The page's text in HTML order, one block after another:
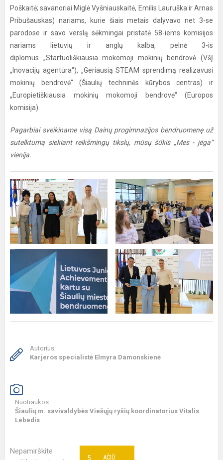
Poškaitė; savanoriai Miglė Vyšniauskaitė, Emilis Lauruška ir Arnas
Pribušauskas) nariams, kurie šiais metais dalyvavo net 3-se
parodose ir savo verslą sėkmingai pristatė 58-iems komisijos
nariams lietuvių ir anglų kalba, pelnė 3-is
diplomus „Startuoliškiausia mokomoji mokinių bendrovė (VšĮ
„Inovacijų agentūra“), „Geriausią STEAM sprendimą realizavusi
mokinių bendrovė“ (Šiaulių techninės kūrybos centras) ir
„Europietiškiausia mokinių mokomoji bendrovė“ (Europos
komisija).
Pagarbiai sveikiname visą Dainų progimnazijos bendruomenę už
sutelktumą siekiant reikšmingų tikslų, mūsų šūkis „Mes - jėga“
vienija.
Autorius:
Karjeros specialistė Elmyra Damonskienė
Nuotraukos:
Šiaulių m. savivaldybės Viešųjų ryšių koordinatorius Vitalis
Lebedis
Nepamirškite
AČIŪ
5